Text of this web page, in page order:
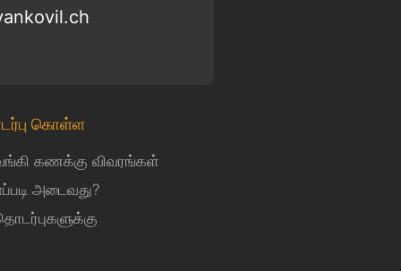
கொள்ள
கணக்கு விவரங்கள்
அடைவது?